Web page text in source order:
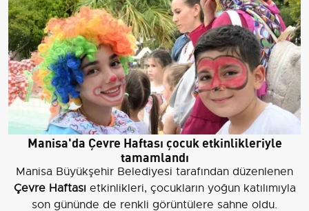
Manisa'da Çevre Haftası çocuk etkinlikleriyle
tamamlandı
Manisa Büyükşehir Belediyesi tarafından düzenlenen
Çevre Haftası etkinlikleri, çocukların yoğun katılımıyla
son gününde de renkli görüntülere sahne oldu.